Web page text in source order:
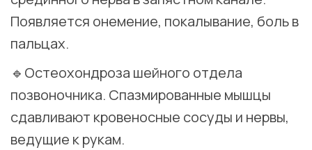
Появляется онемение, покалывание, боль в
пальцах.
🔹Остеохондроза шейного отдела
позвоночника. Спазмированные мышцы
сдавливают кровеносные сосуды и нервы,
ведущие к рукам.